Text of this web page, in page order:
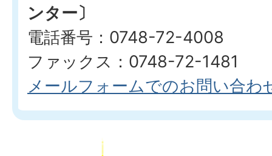
ンター〕
電話番号：0748-72-4008
ファックス：0748-72-1481
メールフォームでのお問い合わ